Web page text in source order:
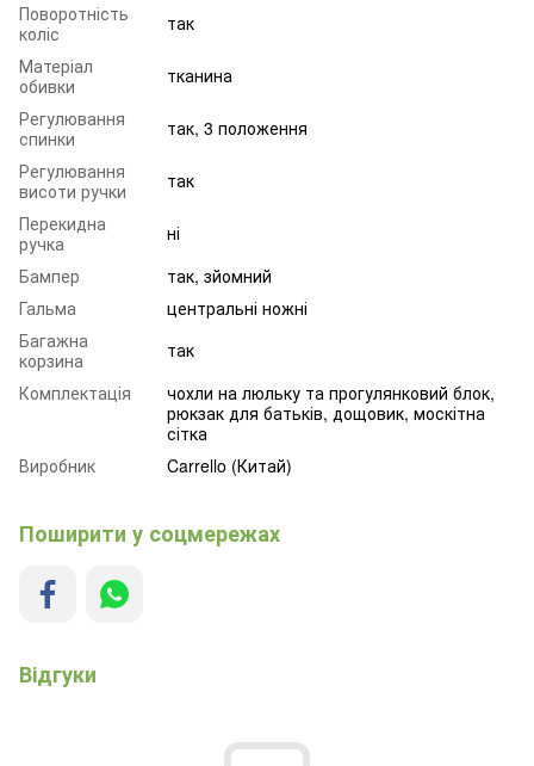
Поворотність
коліс
так
Матеріал
обивки
тканина
Регулювання
спинки
так, 3 положення
Регулювання
висоти ручки
так
Перекидна
ручка
ні
Бампер
так, зйомний
Гальма
центральні ножні
Багажна
корзина
так
Комплектація
чохли на люльку та прогулянковий блок,
рюкзак для батьків, дощовик, москітна
сітка
Виробник
Carrello (Китай)
Поширити у соцмережах
Відгуки